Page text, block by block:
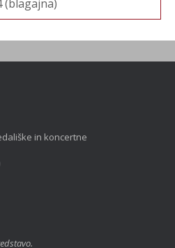
(blagajna)
in koncertne